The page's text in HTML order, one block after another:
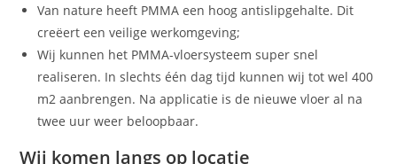
Van nature heeft PMMA een hoog antislipgehalte. Dit
creëert een veilige werkomgeving;
Wij kunnen het PMMA-vloersysteem super snel
realiseren. In slechts één dag tijd kunnen wij tot wel 400
m2 aanbrengen. Na applicatie is de nieuwe vloer al na
twee uur weer beloopbaar.
Wij komen langs op locatie